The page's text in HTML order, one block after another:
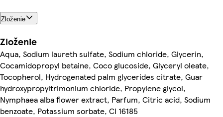
Zloženie
Zloženie
Aqua, Sodium laureth sulfate, Sodium chloride, Glycerin,
Cocamidopropyl betaine, Coco glucoside, Glyceryl oleate,
Tocopherol, Hydrogenated palm glycerides citrate, Guar
hydroxypropyltrimonium chloride, Propylene glycol,
Nymphaea alba flower extract, Parfum, Citric acid, Sodium
benzoate, Potassium sorbate, CI 16185